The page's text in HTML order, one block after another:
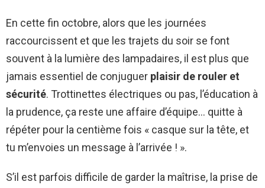
En cette fin octobre, alors que les journées
raccourcissent et que les trajets du soir se font
souvent à la lumière des lampadaires, il est plus que
jamais essentiel de conjuguer plaisir de rouler et
sécurité. Trottinettes électriques ou pas, l’éducation à
la prudence, ça reste une affaire d’équipe… quitte à
répéter pour la centième fois « casque sur la tête, et
tu m’envoies un message à l’arrivée ! ».
S’il est parfois difficile de garder la maîtrise, la prise de